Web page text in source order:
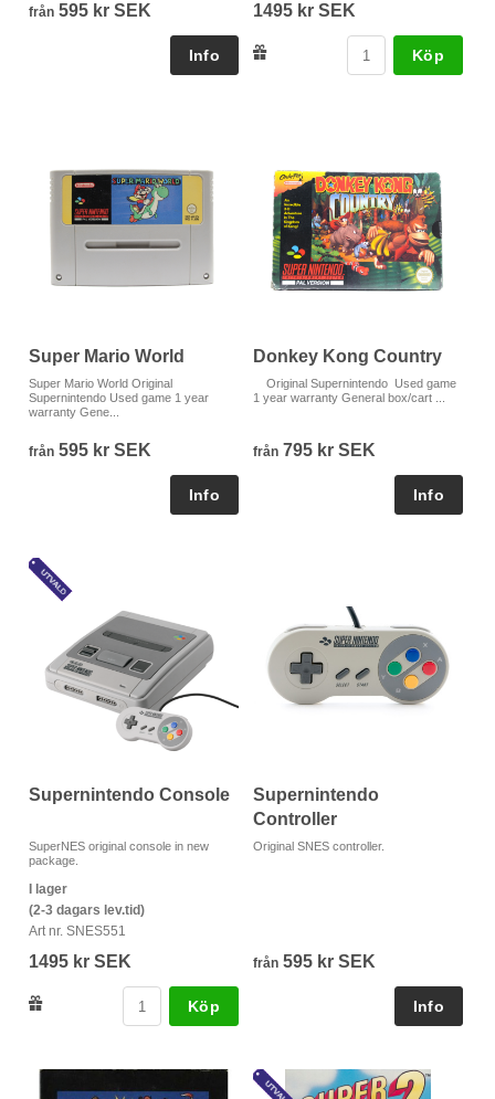
från 595 kr SEK 1495 kr SEK
Köp
Super Mario World
Super Mario World Original
Supernintendo Used game 1 year
warranty Gene...
från 595 kr SEK
Donkey Kong Country
Original Supernintendo Used game
1 year warranty General box/cart ...
från 795 kr SEK
Supernintendo Console
SuperNES original console in new
package.
I lager
(2-3 dagars lev.tid)
Art nr. SNES551
1495 kr SEK
Köp
Supernintendo
Controller
Original SNES controller.
från 595 kr SEK